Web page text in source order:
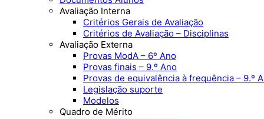
Avaliação Interna
Critérios Gerais de Avaliação
Critérios de Avaliação – Disciplinas
Avaliação Externa
Provas ModA – 6º Ano
Provas finais – 9.º Ano
Provas de equivalência à frequência – 9.º
Legislação suporte
Modelos
Quadro de Mérito